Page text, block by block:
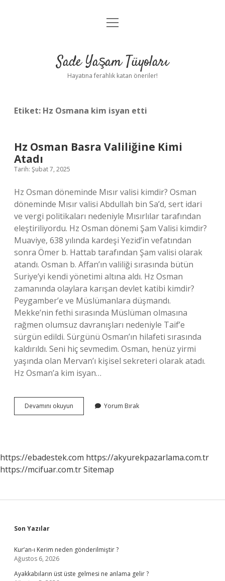
Anasayfa
Yasal Uyarı
menüyü
Sade Yaşam Tüyoları
Hayatına ferahlık katan öneriler!
Etiket: Hz Osmana kim isyan etti
Hz Osman Basra Valiliğine Kimi
Atadı
Tarih: Şubat 7, 2025
Hz Osman döneminde Mısır valisi kimdir? Osman
döneminde Mısır valisi Abdullah bin Sa’d, sert idari
ve vergi politikaları nedeniyle Mısırlılar tarafından
eleştiriliyordu. Hz Osman dönemi Şam Valisi kimdir?
Muaviye, 638 yılında kardeşi Yezid’in vefatından
sonra Ömer b. Hattab tarafından Şam valisi olarak
atandı. Osman b. Affan’ın valiliği sırasında bütün
Suriye’yi kendi yönetimi altına aldı. Hz Osman
zamanında olaylara karışan devlet katibi kimdir?
Peygamber’e ve Müslümanlara düşmandı.
Mekke’nin fethi sırasında Müslüman olmasına
rağmen olumsuz davranışları nedeniyle Taif’e
sürgün edildi. Sürgünü Osman’ın hilafeti sırasında
kaldırıldı. Seni hiç sevmedim. Osman, henüz yirmi
yaşında olan Mervan’ı kişisel sekreteri olarak atadı.
Hz Osman’a kim isyan…
Devamını okuyun
Osman
Yorum Bırak
https://ebadestek.com https://akyurekpazarlama.com.tr
https://mcifuar.com.trSitemap
Sidebar
Son Yazılar
Kur’an-ı Kerim neden gönderilmiştir ?
Ağustos 6, 2026
Ayakkabıların üst üste gelmesi ne anlama gelir ?